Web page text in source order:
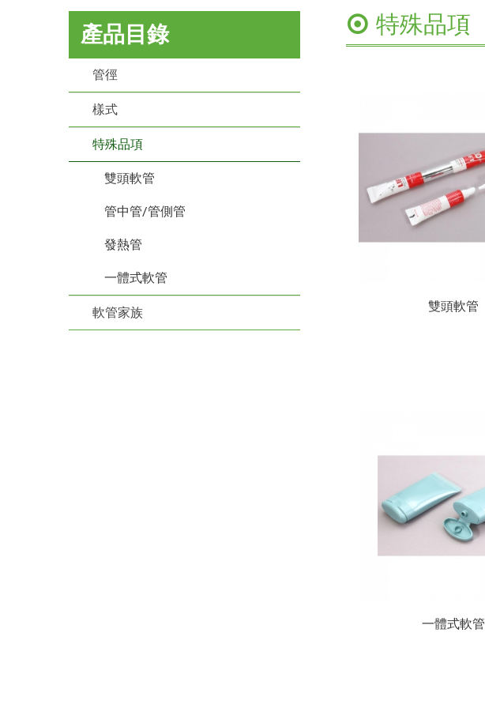
產品目錄
管徑
樣式
特殊品項
雙頭軟管
管中管/管側管
發熱管
一體式軟管
軟管家族
特殊品項
雙頭軟管
一體式軟管